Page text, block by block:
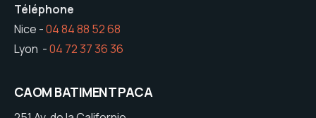
Téléphone
Nice -04 84 88 52 68
Lyon -04 72 37 36 36
CAOM BATIMENT PACA